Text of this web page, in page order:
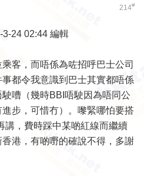
214#
24 02:44 編輯
客，而唔係為咗招呼巴士公司
都令我意識到巴士其實都唔係
嘈（幾時BBI唔駛因為唔同公
步，可惜冇）。嚟緊哪怕要搭
講，費時踩中某啲紅線而繼續
港，有啲嘢的確說不得，多謝